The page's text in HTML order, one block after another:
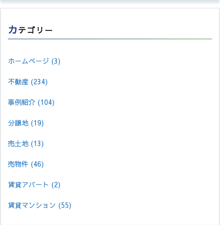
カテゴリー
ホームページ (3)
不動産 (234)
事例紹介 (104)
分譲地 (19)
売土地 (13)
売物件 (46)
賃貸アパート (2)
賃貸マンション (55)